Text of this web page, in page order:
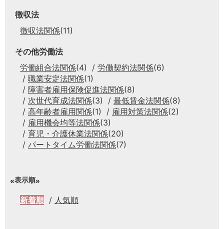
徴収法
徴収法関係(11)
その他労働法
労働組合法関係(4) 労働契約法関係(6)
職業安定法関係(1)
障害者雇用保険促進法関係(8)
次世代育成法関係(3) 最低賃金法関係(8)
高年齢者雇用関係(1) 雇用対策法関係(2)
雇用機会均等法関係(3)
育児・介護休業法関係(20)
パートタイム労働法関係(7)
表示順
新着順 人気順